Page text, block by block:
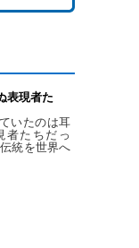
表現者た
いたのは耳
者たちだっ
統を世界へ